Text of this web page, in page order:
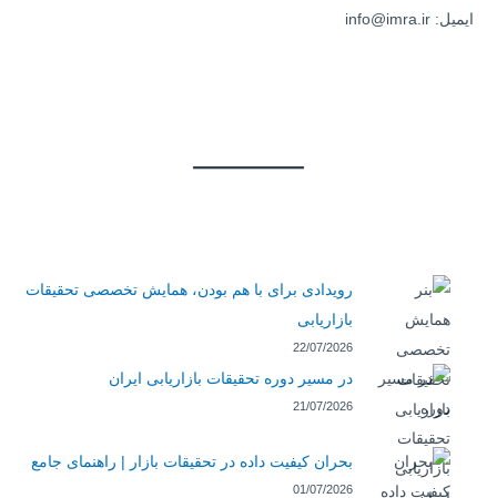
ایمیل: info@imra.ir
رویدادی برای با هم بودن، همایش تخصصی تحقیقات
بازاریابی
22/07/2026
در مسیر دوره تحقیقات بازاریابی ایران
21/07/2026
بحران کیفیت داده در تحقیقات بازار | راهنمای جامع
01/07/2026